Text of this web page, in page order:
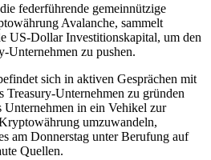
federführende gemeinnützige
Avalanche, sammelt
US-Dollar Investitionskapital, um den
zu pushen.
sich in aktiven Gesprächen mit
Treasury-Unternehmen zu gründen
Unternehmen in ein Vehikel zur
umzuwandeln,
am Donnerstag unter Berufung auf
Quellen.